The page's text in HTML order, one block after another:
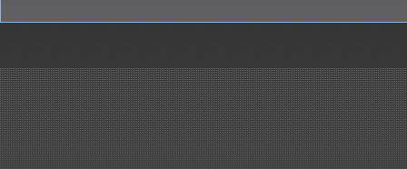
ArcelorMittal Bremen
Lieferung und Montage von 3
Stück Kreislaufbehälter...
..mehr
Wir haben es geschafft!